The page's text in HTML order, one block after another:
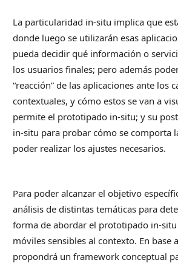
La particularidad in-situ implica que
donde luego se utilizarán esas
pueda decidir qué información o
los usuarios finales; pero además
“reacción” de las aplicaciones ante los
contextuales, y cómo estos se van a
permite el prototipado in-situ; y su
in-situ para probar cómo se comporta
poder realizar los ajustes necesarios.
Para poder alcanzar el objetivo
análisis de distintas temáticas para
forma de abordar el prototipado in-situ
móviles sensibles al contexto. En base
propondrá un framework conceptual